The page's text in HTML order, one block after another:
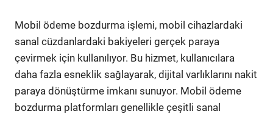
Mobil ödeme bozdurma işlemi, mobil cihazlardaki
sanal cüzdanlardaki bakiyeleri gerçek paraya
çevirmek için kullanılıyor. Bu hizmet, kullanıcılara
daha fazla esneklik sağlayarak, dijital varlıklarını nakit
paraya dönüştürme imkanı sunuyor. Mobil ödeme
bozdurma platformları genellikle çeşitli sanal